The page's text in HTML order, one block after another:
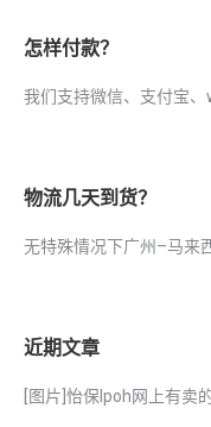
怎样付款？
我们支持微信、支付宝、
物流几天到货？
无特殊情况下广州–马来
近期文章
[图片]怡保lpoh网上有卖